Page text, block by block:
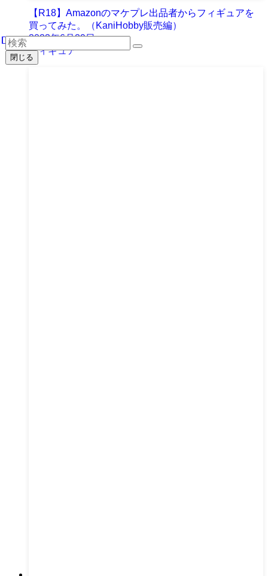
【R18】Amazonのマケプレ出品者からフィギュアを
買ってみた。（KaniHobby販売編）
2023年6月29日
フィギュア
閉じる